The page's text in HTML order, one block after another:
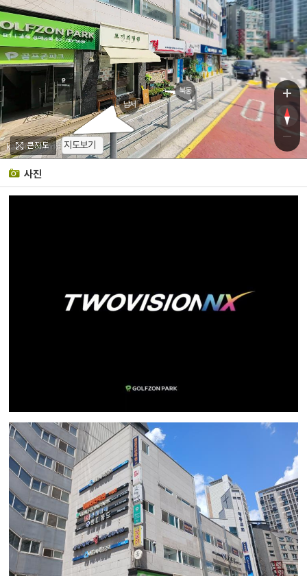
남서
북동
, KnWorks 지도보기
사진